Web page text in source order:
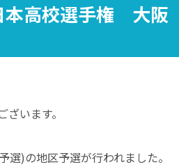
高校選手権 大阪
います。
)の地区予選が行われました。